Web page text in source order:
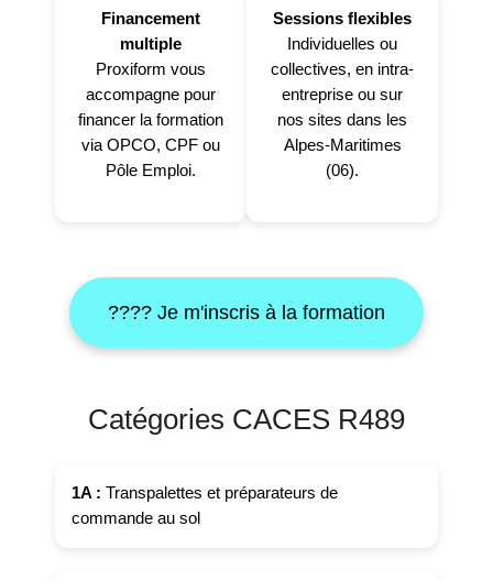
Financement
multiple
Proxiform vous
accompagne pour
financer la formation
via OPCO, CPF ou
Pôle Emploi.
Sessions flexibles
Individuelles ou
collectives, en intra-
entreprise ou sur
nos sites dans les
Alpes-Maritimes
(06).
???? Je m'inscris à la formation
Catégories CACES R489
1A : Transpalettes et préparateurs de
commande au sol